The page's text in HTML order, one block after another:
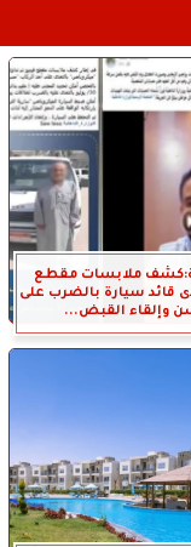
ملابسات مقطع
قائد سيارة بالضرب على
وإلقاء القبض...